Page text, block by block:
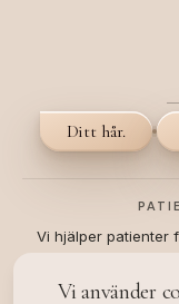
Ditt hår.
Vi hjälper patienter
Vi använder